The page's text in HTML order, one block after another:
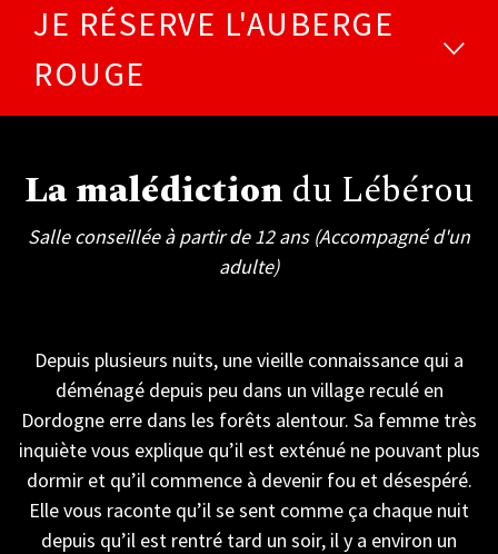
JE RÉSERVE L'AUBERGE
ROUGE
La malédiction du Lébérou
Salle conseillée à partir de 12 ans (Accompagné d'un
adulte)
Depuis plusieurs nuits, une vieille connaissance qui a
déménagé depuis peu dans un village reculé en
Dordogne erre dans les forêts alentour. Sa femme très
inquiète vous explique qu’il est exténué ne pouvant plus
dormir et qu’il commence à devenir fou et désespéré.
Elle vous raconte qu’il se sent comme ça chaque nuit
depuis qu’il est rentré tard un soir, il y a environ un